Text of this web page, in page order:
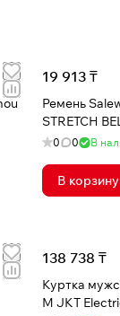
19 913 ₸
Ремень
STRETCH
0 0 В
В корзину
138 738 ₸
Куртка
M JKT